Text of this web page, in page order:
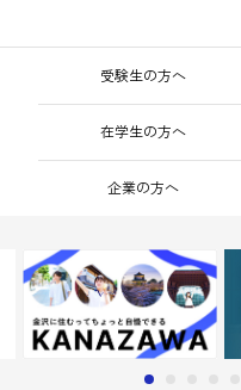
受験生の方へ
在学生の方へ
企業の方へ